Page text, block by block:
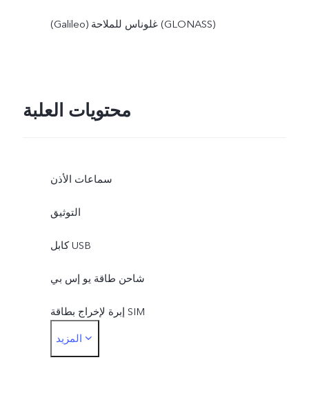
(Galileo) غلوناس للملاحة (GLONASS)
محتويات العلبة
سماعات الأذن
التوثيق
كابل USB
شاحن طاقة يو إس بي
إبرة لإخراج بطاقة SIM
جراب واقٍ
المزيد